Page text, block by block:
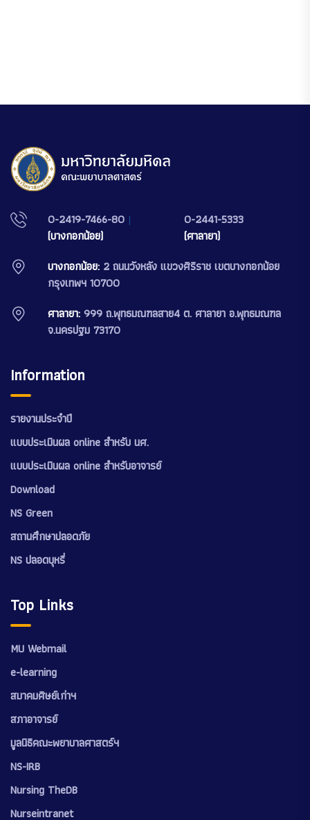
0-2419-7466-80 |
(บางกอกน้อย)
0-2441-5333
(ศาลายา)
บางกอกน้อย: 2 ถนนวังหลัง แขวงศิริราช เขตบางกอกน้อย
กรุงเทพฯ 10700
ศาลายา: 999 ถ.พุทธมณฑลสาย4 ต. ศาลายา อ.พุทธมณฑล
จ.นครปฐม 73170
Information
รายงานประจำปี
แบบประเมินผล online สำหรับ นศ.
แบบประเมินผล online สำหรับอาจารย์
Download
NS Green
สถานศึกษาปลอดภัย
NS ปลอดบุหรี่
Top Links
MU Webmail
e-learning
สมาคมศิษย์เก่าฯ
สภาอาจารย์
มูลนิธิคณะพยาบาลศาสตร์ฯ
NS-IRB
Nursing TheDB
Nurseintranet